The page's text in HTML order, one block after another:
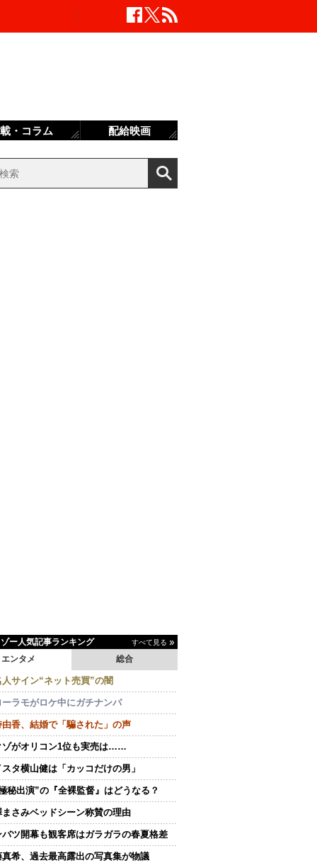
ー人気記事ランキング すべて見る
エンタメ 総合
人サイン“ネット売買”の闇
ーラモがロケ中にガチナンパ
由香、結婚で「騙された」の声
ゾがオリコン1位も実売は……
タ横山健は「カッコだけの男」
秘出演”の『全裸監督』はどうなる？
まさみベッドシーン称賛の理由
バツ開幕も観客席はガラガラの春夏格差
真希、過去最高露出の写真集が物議
・コラム 配給映画